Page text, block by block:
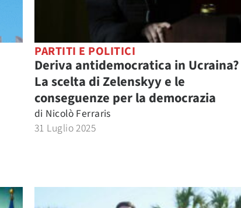
PARTITI E POLITICI
Deriva antidemocratica in Ucraina?
La scelta di Zelenskyy e le
conseguenze per la democrazia
di Nicolò Ferraris
31 Luglio 2025